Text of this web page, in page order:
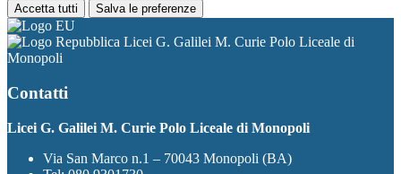
Accetta tutti Salva le preferenze
Licei G. Galilei M. Curie Polo Liceale di
Monopoli
Contatti
Licei G. Galilei M. Curie Polo Liceale di Monopoli
Via San Marco n.1 – 70043 Monopoli (BA)